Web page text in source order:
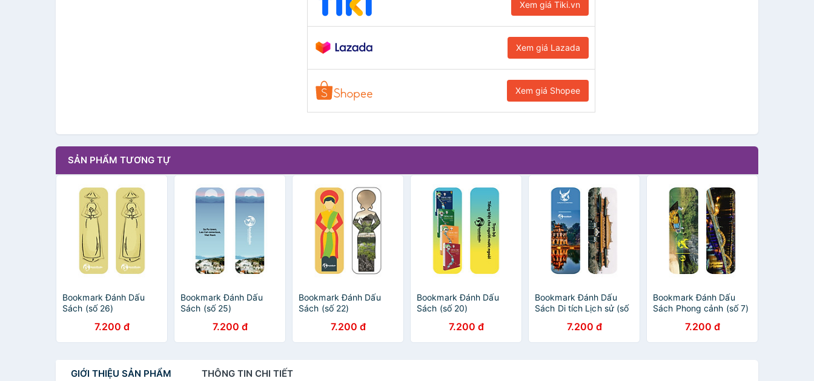
Xem giá Tiki.vn
Xem giá Lazada
Xem giá Shopee
SẢN PHẨM TƯƠNG TỰ
Bookmark Đánh Dấu
Sách (số 26)
7.200 đ
Bookmark Đánh Dấu
Sách (số 25)
7.200 đ
Bookmark Đánh Dấu
Sách (số 22)
7.200 đ
Bookmark Đánh Dấu
Sách (số 20)
7.200 đ
Bookmark Đánh Dấu
Sách Di tích Lịch sử (số
7.200 đ
Bookmark Đánh Dấu
Sách Phong cảnh (số 7)
7.200 đ
GIỚI THIỆU SẢN PHẨM THÔNG TIN CHI TIẾT